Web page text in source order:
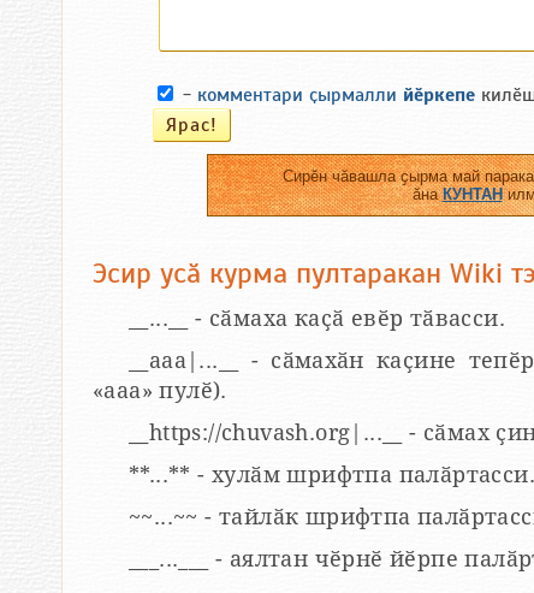
- комментари ҫырмалли йӗркепе
Сирӗн чӑвашла ҫырма май
ӑнаКУНТАН
Эсир усӑ курма пултаракан Wiki
__...__ - сӑмаха каҫӑ евӗр тӑвасси.
__aaa|...__ - сӑмахӑн каҫине
«ааа» пулӗ).
__https://chuvash.org|...__ - сӑмах
**...** - хулӑм шрифтпа палӑртасси.
~~...~~ - тайлӑк шрифтпа
___...___ - аялтан чӗрнӗ йӗрпе